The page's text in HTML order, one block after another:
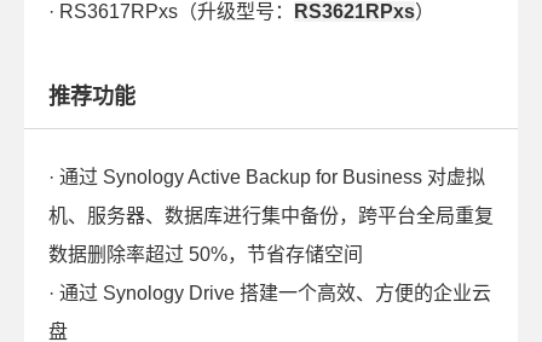
· RS3617RPxs（升级型号： RS3621RPxs）
推荐功能
· 通过 Synology Active Backup for Business 对虚拟
机、服务器、数据库进行集中备份，跨平台全局重复
数据删除率超过 50%，节省存储空间
· 通过 Synology Drive 搭建一个高效、方便的企业云
盘